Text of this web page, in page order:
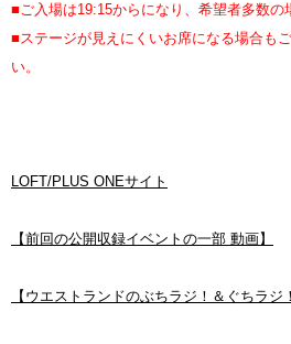
■ご入場は19:15からになり、希望者多数の
■ステージが見えにくいお席になる場合も
い。
LOFT/PLUS ONEサイト
【前回の公開収録イベントの一部 動画】
【 ウエストランドのぶちラジ！＆ぐちラジ！